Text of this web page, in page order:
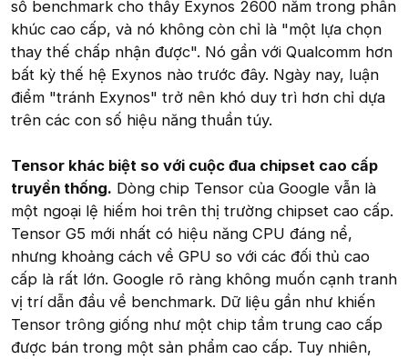
số benchmark cho thấy Exynos 2600 nằm trong phân
khúc cao cấp, và nó không còn chỉ là "một lựa chọn
thay thế chấp nhận được". Nó gần với Qualcomm hơn
bất kỳ thế hệ Exynos nào trước đây. Ngày nay, luận
điểm "tránh Exynos" trở nên khó duy trì hơn chỉ dựa
trên các con số hiệu năng thuần túy.
Tensor khác biệt so với cuộc đua chipset cao cấp
truyền thống. Dòng chip Tensor của Google vẫn là
một ngoại lệ hiếm hoi trên thị trường chipset cao cấp.
Tensor G5 mới nhất có hiệu năng CPU đáng nể,
nhưng khoảng cách về GPU so với các đối thủ cao
cấp là rất lớn. Google rõ ràng không muốn cạnh tranh
vị trí dẫn đầu về benchmark. Dữ liệu gần như khiến
Tensor trông giống như một chip tầm trung cao cấp
được bán trong một sản phẩm cao cấp. Tuy nhiên,